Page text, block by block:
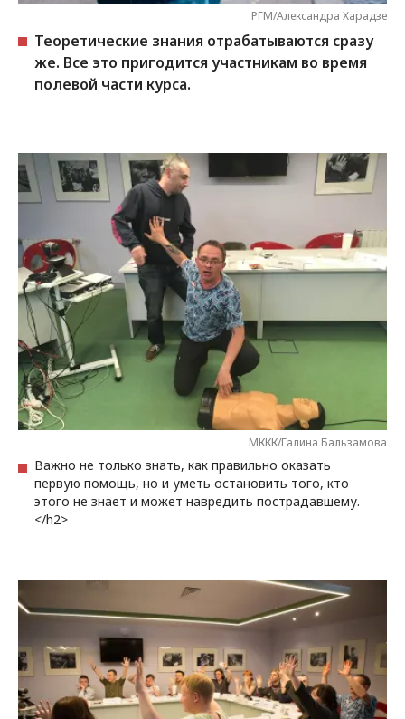
РГМ/Александра Харадзе
Теоретические знания отрабатываются сразу
же. Все это пригодится участникам во время
полевой части курса.
МККК/Галина Бальзамова
Важно не только знать, как правильно оказать
первую помощь, но и уметь остановить того, кто
этого не знает и может навредить пострадавшему.
</h2>